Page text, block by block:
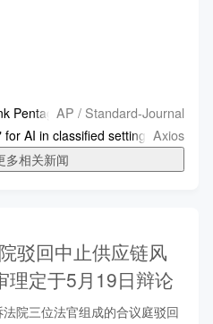
Pentagon's claims about its
AP / Standard-Journal
AI in classified settings Axios
多相关新闻
驳回中止供应链风
理定于5月19日辩论
院三位法官组成的合议庭驳回